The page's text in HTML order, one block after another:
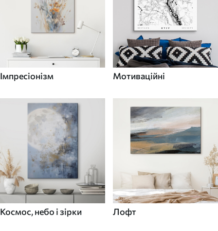
Імпресіонізм Мотиваційні
Космос, небо і зірки Лофт